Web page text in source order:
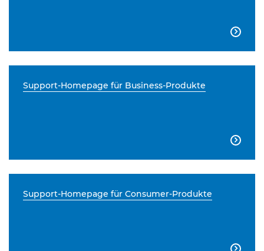

Support-Homepage für Business-Produkte

Support-Homepage für Consumer-Produkte
